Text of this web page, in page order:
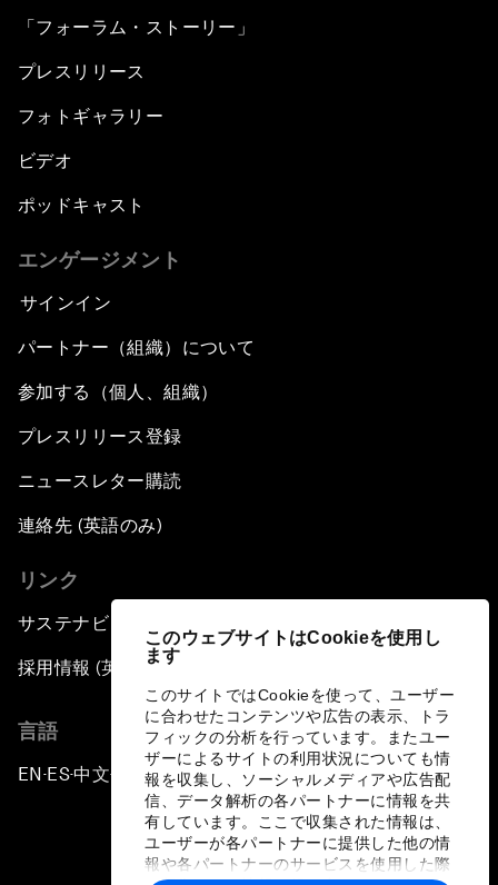
このウェブサイトはCookieを使用し
ます
このサイトではCookieを使って、ユーザー
に合わせたコンテンツや広告の表示、トラ
フィックの分析を行っています。またユー
ザーによるサイトの利用状況についても情
報を収集し、ソーシャルメディアや広告配
信、データ解析の各パートナーに情報を共
有しています。ここで収集された情報は、
ユーザーが各パートナーに提供した他の情
報や各パートナーのサービスを使用した際
「フォーラム・ストーリー」
プレスリリース
フォトギャラリー
ビデオ
ポッドキャスト
エンゲージメント
サインイン
パートナー（組織）について
参加する（個人、組織）
プレスリリース登録
ニュースレター購読
連絡先 (英語のみ)
リンク
サステナビリティへの取り組み
採用情報 (英語のみ)
言語
EN ▪ES▪中文▪ 日本語